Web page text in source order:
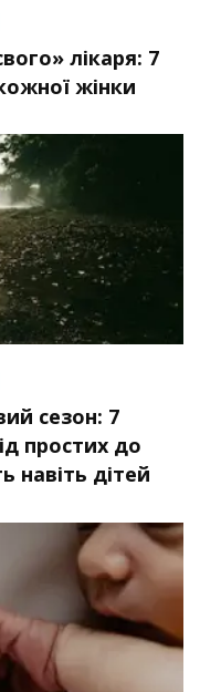
лікаря: 7
жінки
сезон: 7
простих до
навіть дітей